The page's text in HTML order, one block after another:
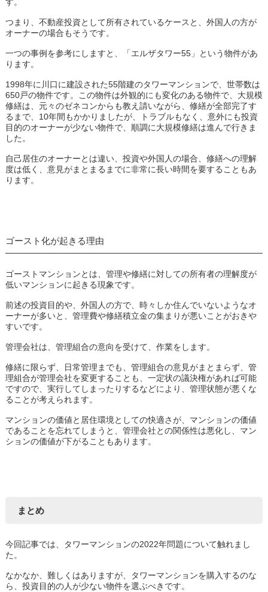
つまり、不動産投資として所有されているケースと、外国人の方が
オーナーの場合もそうです。
一つの事例を参考にしますと、「エルザタワー55」という物件があ
ります。
1998年に川口に建設された55階建のタワーマンションで、世帯数は
650戸の物件です。この物件は外観的にも変化のある物件で、大規模
修繕は、元々のゼネコンからも教え請いながら、修繕が全部完了す
るまで、10年間もかかりましたが、トラブルもなく、意外にも投資
目的のオーナーが少ない物件で、順調に大規模修繕は進んで行きま
した。
自己居住のオーナーとは違い、投資や外国人の場合、修繕への理解
度は低く、意見がまとまるまでに非常に長い時間を要することもあ
ります。
ゴースト化が起きる理由
ゴーストマンションとは、管理や修繕に対しての所有者の理解度が
低いマンションに起きる現象です。
前述の投資目的や、外国人の方で、時々しか住んでいないようなオ
ーナーが多いと、管理費や修繕積立金の集まりが悪いことがおきや
すいです。
管理会社は、管理組合の意向を受けて、作業をします。
修繕に限らず、日常管理までも、管理組合の意見がまとまらず、管
理組合が管理会社を変更することも、一定状の議決権があれば可能
ですので、実行してしまったりするなどにより、管理状態が悪くな
ることが考えられます。
マンションの価値と居住環境としての快適さが、マンションの価値
であることを忘れてしまうと、管理会社との関係性は悪化し、マン
ションの価値が下がることもあります。
まとめ
今回記事では、タワーマンションの2022年問題について触れまし
た。
なかなか、難しくはありますが、タワーマンションを購入するのな
ら、投資目的の人が少ない物件を選ぶべきです。